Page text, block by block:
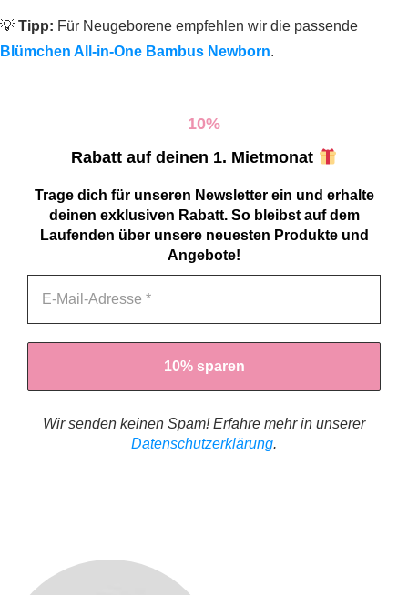
💡 Tipp: Für Neugeborene empfehlen wir die passende
Blümchen All-in-One Bambus Newborn.
10%
Rabatt auf deinen 1. Mietmonat
Trage dich für unseren Newsletter ein und erhalte
deinen exklusiven Rabatt. So bleibst auf dem
Laufenden über unsere neuesten Produkte und
Angebote!
Wir senden keinen Spam! Erfahre mehr in unserer
Datenschutzerklärung.